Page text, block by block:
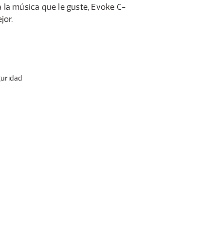
la música que le guste, Evoke C-